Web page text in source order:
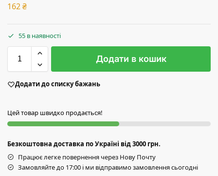
162₴
55 в наявності
Додати в кошик
Додати до списку бажань
Цей товар швидко продається!
Безкоштовна доставка по Україні від 3000 грн.
Працює легке повернення через Нову Почту
Замовляйте до 17:00 і ми відправимо замовлення сьогодні